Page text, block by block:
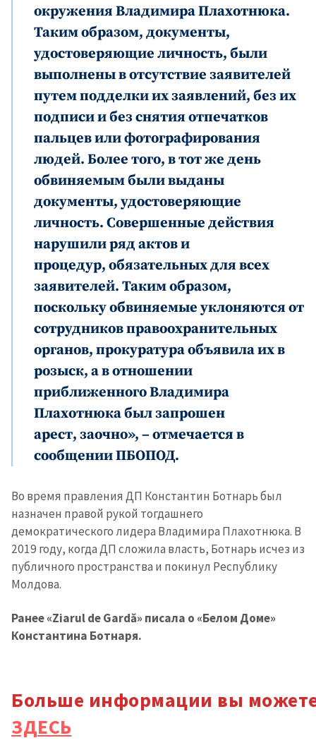
окружения Владимира Плахотнюка.
Таким образом, документы,
удостоверяющие личность, были
выполнены в отсутствие заявителей
путем подделки их заявлений, без их
подписи и без снятия отпечатков
пальцев или фотографирования
людей. Более того, в тот же день
обвиняемым были выданы
документы, удостоверяющие
личность. Совершенные действия
нарушили ряд актов и
процедур, обязательных для всех
заявителей. Таким образом,
поскольку обвиняемые уклоняются от
сотрудников правоохранительных
органов, прокуратура объявила их в
розыск, а в отношении
приближенного Владимира
Плахотнюка был запрошен
арест, заочно», – отмечается в
сообщении ПБОПОД.
Во время правления ДП Константин Ботнарь был
назначен правой рукой тогдашнего
демократического лидера Владимира Плахотнюка. В
2019 году, когда ДП сложила власть, Ботнарь исчез из
публичного пространства и покинул Республику
Молдова.
Ранее «Ziarul de Gardă» писала о «Белом Доме»
Константина Ботнаря.
Больше информации вы
ЗДЕСЬ
МОЯ НОВОСТЬ
Заголовок новости
+ Добавить
заголовок
Фотография
+ Загрузить
Ссылка на медиа
медиа
КОНТАКТНЫЙ ИСТОЧНИК